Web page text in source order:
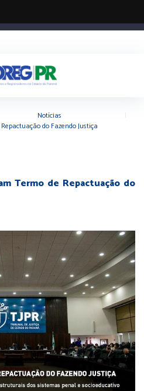
Notícias
do Fazendo Justiça
Termo de Repactuação do